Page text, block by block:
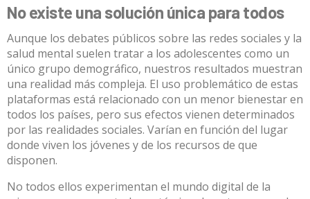
No existe una solución única para todos
Aunque los debates públicos sobre las redes sociales y la
salud mental suelen tratar a los adolescentes como un
único grupo demográfico, nuestros resultados muestran
una realidad más compleja. El uso problemático de estas
plataformas está relacionado con un menor bienestar en
todos los países, pero sus efectos vienen determinados
por las realidades sociales. Varían en función del lugar
donde viven los jóvenes y de los recursos de que
disponen.
No todos ellos experimentan el mundo digital de la